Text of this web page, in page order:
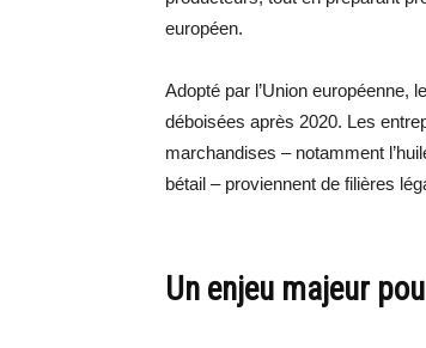
européen.
Adopté par l’Union européenne,
déboisées après 2020. Les
marchandises – notamment
bétail – proviennent de filières
Un enjeu majeur